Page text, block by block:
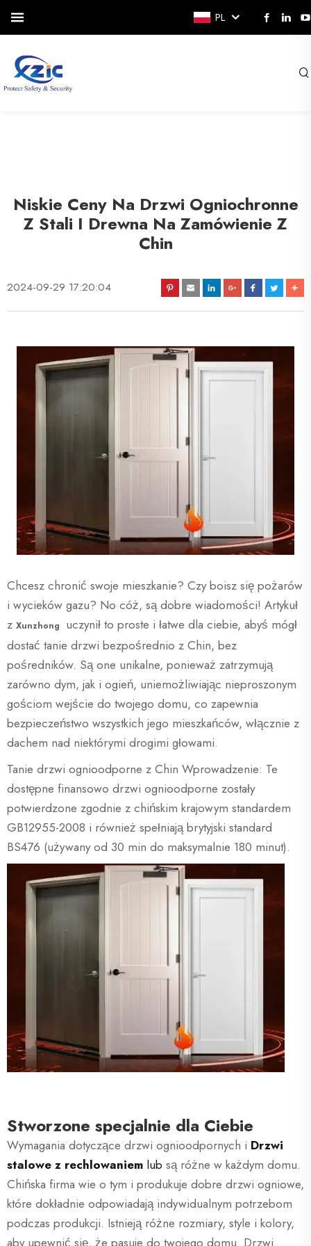
PL
Niskie Ceny Na Drzwi Ogniochronne
Z Stali I Drewna Na Zamówienie Z
Chin
2024-09-29 17:20:04
Chcesz chronić swoje mieszkanie? Czy boisz się pożarów
i wycieków gazu? No cóż, są dobre wiadomości! Artykuł
z Xunzhong
uczynił to proste i łatwe dla ciebie, abyś mógł
dostać tanie drzwi bezpośrednio z Chin, bez
pośredników. Są one unikalne, ponieważ zatrzymują
zarówno dym, jak i ogień, uniemożliwiając nieproszonym
gościom wejście do twojego domu, co zapewnia
bezpieczeństwo wszystkich jego mieszkańców, włącznie z
dachem nad niektórymi drogimi głowami.
Tanie drzwi ognioodporne z Chin Wprowadzenie: Te
dostępne finansowo drzwi ognioodporne zostały
potwierdzone zgodnie z chińskim krajowym standardem
GB12955-2008 i również spełniają brytyjski standard
BS476 (używany od 30 min do maksymalnie 180 minut).
Stworzone specjalnie dla Ciebie
Wymagania dotyczące drzwi ognioodpornych i Drzwi
stalowe z rechlowaniem lub są różne w każdym domu.
Chińska firma wie o tym i produkuje dobre drzwi ogniowe,
które dokładnie odpowiadają indywidualnym potrzebom
podczas produkcji. Istnieją różne rozmiary, style i kolory,
aby upewnić się, że pasuje do twojego domu. Drzwi